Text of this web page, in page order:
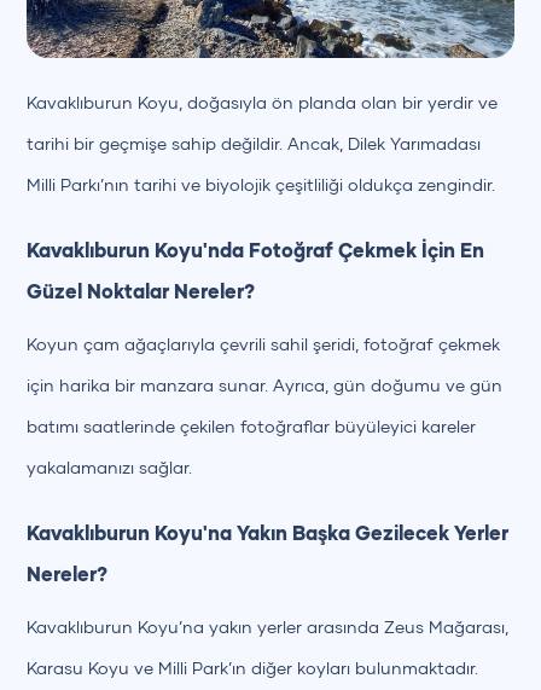
Kavaklıburun Koyu, doğasıyla ön planda olan bir yerdir ve
tarihi bir geçmişe sahip değildir. Ancak, Dilek Yarımadası
Milli Parkı’nın tarihi ve biyolojik çeşitliliği oldukça zengindir.
Kavaklıburun Koyu'nda Fotoğraf Çekmek İçin En
Güzel Noktalar Nereler?
Koyun çam ağaçlarıyla çevrili sahil şeridi, fotoğraf çekmek
için harika bir manzara sunar. Ayrıca, gün doğumu ve gün
batımı saatlerinde çekilen fotoğraflar büyüleyici kareler
yakalamanızı sağlar.
Kavaklıburun Koyu'na Yakın Başka Gezilecek Yerler
Nereler?
Kavaklıburun Koyu’na yakın yerler arasında Zeus Mağarası,
Karasu Koyu ve Milli Park’ın diğer koyları bulunmaktadır.